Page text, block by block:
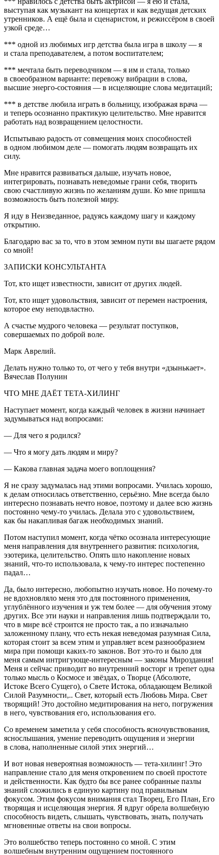
выступая как музыкант на концертах и как ведущая детских
утренников. А ещё была и сценаристом, и режиссёром в своей
узкой среде…
*** одной из любимых игр детства была игра в школу — я
и стала преподавателем, а потом воспитателем;
*** мечтала быть переводчиком — я им и стала, только
в своеобразном варианте: перевожу вибрации в слова,
высшие энерго-состояния — в исцеляющие слова медитаций;
*** в детстве любила играть в больницу, изображая врача —
и теперь осознанно практикую целительство. Мне нравится
работать над возвращением целостности.
Испытываю радость от совмещения моих способностей
в одном любимом деле — помогать людям возвращать их
силу.
Мне нравится развиваться дальше, изучать новое,
интегрировать, познавать неведомые грани себя, творить
свою счастливую жизнь по желаниям души. Ко мне пришла
возможность быть полезной миру.
Я иду в Неизведанное, радуясь каждому шагу и каждому
открытию.
Благодарю вас за то, что в этом земном пути вы шагаете рядом
со мной!
ЗАПИСКИ КОНСУЛЬТАНТА
Тот, кто ищет известности, зависит от других людей.
Тот, кто ищет удовольствия, зависит от перемен настроения,
которое ему неподвластно.
А счастье мудрого человека — результат поступков,
совершаемых по доброй воле.
Марк Аврелий.
Делать нужно только то, от чего у тебя внутри «дзынькает».
Вячеслав Полунин
ЧТО МНЕ ДАЁТ ТЕТА-ХИЛИНГ
Наступает момент, когда каждый человек в жизни начинает
задумываться над вопросами:
— Для чего я родился?
— Что я могу дать людям и миру?
— Какова главная задача моего воплощения?
Я не сразу задумалась над этими вопросами. Училась хорошо,
к делам относилась ответственно, серьёзно. Мне всегда было
интересно познавать нечто новое, поэтому и далее всю жизнь
постоянно чему-то училась. Делала это с удовольствием,
как бы накапливая багаж необходимых знаний.
Потом наступил момент, когда чётко осознала интересующие
меня направления для внутреннего развития: психология,
эзотерика, целительство. Опять шло накопление новых
знаний, что-то использовала, к чему-то интерес постепенно
падал…
Да, было интересно, любопытно изучать новое. Но почему-то
не вдохновляло меня это для постоянного применения,
углублённого изучения и уж тем более — для обучения этому
других. Все эти науки и направления лишь подтверждали то,
что в мире всё строится не просто так, а по изначально
заложенному плану, что есть некая неведомая разумная Сила,
которая стоит за всем этим и управляет всем разнообразием
мира при помощи каких-то законов. Вот это-то и было для
меня самым интригующе-интересным — законы Мироздания!
Меня и сейчас приводит во внутренний восторг и трепет одна
только мысль о Космосе и звёздах, о Творце (Абсолюте,
Истоке Всего Сущего), о Свете Истока, обладающем Великой
Силой Разумности,.. Свет, который есть Любовь Мира. Свет
творящий! Это достойно медитирования на него, погружения
в него, чувствования его, использования его.
Со временем заметила у себя способность ясночувствования,
яснослышания, умение переводить ощущения и энергии
в слова, наполненные силой этих энергий…
И вот новая невероятная возможность — тета-хилинг! Это
направление стало для меня откровением по своей простоте
и действенности. Как будто бы все ранее собранные пазлы
знаний сложились в единую картину под правильным
фокусом. Этим фокусом внимания стал Творец, Его План, Его
творящая и исцеляющая энергия. Я вдруг обрела волшебную
способность видеть, слышать, чувствовать, знать, получать
мгновенные ответы на свои вопросы.
Это волшебство теперь постоянно со мной. С этим
волшебным внутренним ощущением постоянного